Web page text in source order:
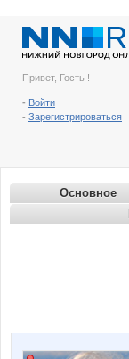
Привет, Гость !
- Войти
- Зарегистрироваться
Основное